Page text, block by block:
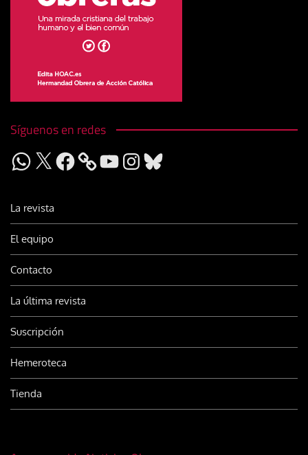
Síguenos en redes
WhatsApp
X Facebook YouTubeInstagram
Bluesky
La revista
El equipo
Contacto
La última revista
Suscripción
Hemeroteca
Tienda